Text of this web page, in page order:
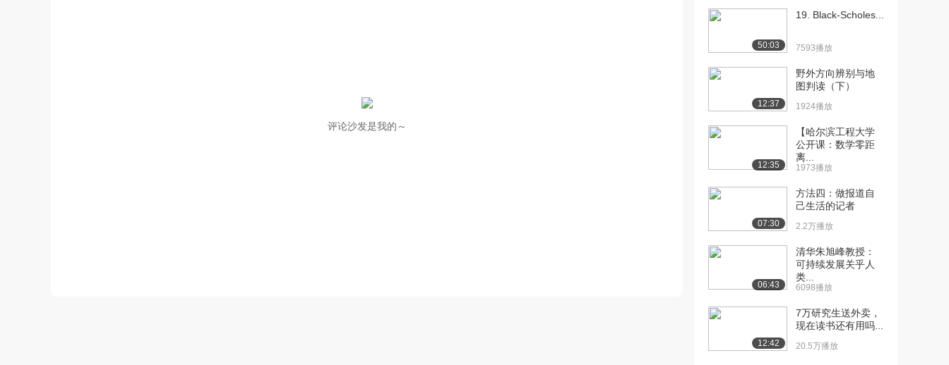
评论沙发是我的～
[10] 1.2命题及其关系、充
分条件与必要...
7277播放
[11] 1.3 逻辑联结词、全称
06:45
[12] 1.3 逻辑联结词、全称
06:50
[13] 1.3逻辑联结词、全称
07:59
[14] 1.3逻辑联结词、全称
07:57
[15] 2.1 函数及其表示(基
础A）（上...
50:03
19. Black-Scholes...
7593播放
12:37
野外方向辨别与地
图判读（下）
1924播放
12:35
【哈尔滨工程大学
公开课：数学零距
离...
1973播放
07:30
方法四：做报道自
己生活的记者
2.2万播放
06:43
清华朱旭峰教授：
可持续发展关乎人
类...
6098播放
12:42
7万研究生送外卖，
现在读书还有用吗...
20.5万播放